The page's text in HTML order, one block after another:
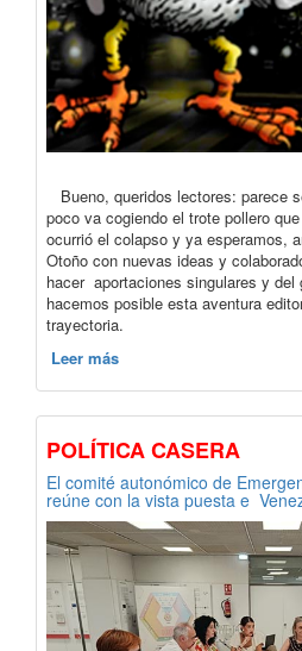
Bueno, queridos lectores: parece
poco va cogiendo el trote pollero
ocurrió el colapso y ya esperamos,
Otoño con nuevas ideas y
hacer aportaciones singulares y del
hacemos posible esta aventura
trayectoria.
Leer más
POLÍTICA CASERA
El comité autonómico de
reúne con la vista puesta e